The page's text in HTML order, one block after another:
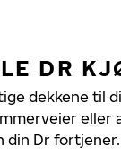
DR
dekkene til
eller
din Dr fortjener.